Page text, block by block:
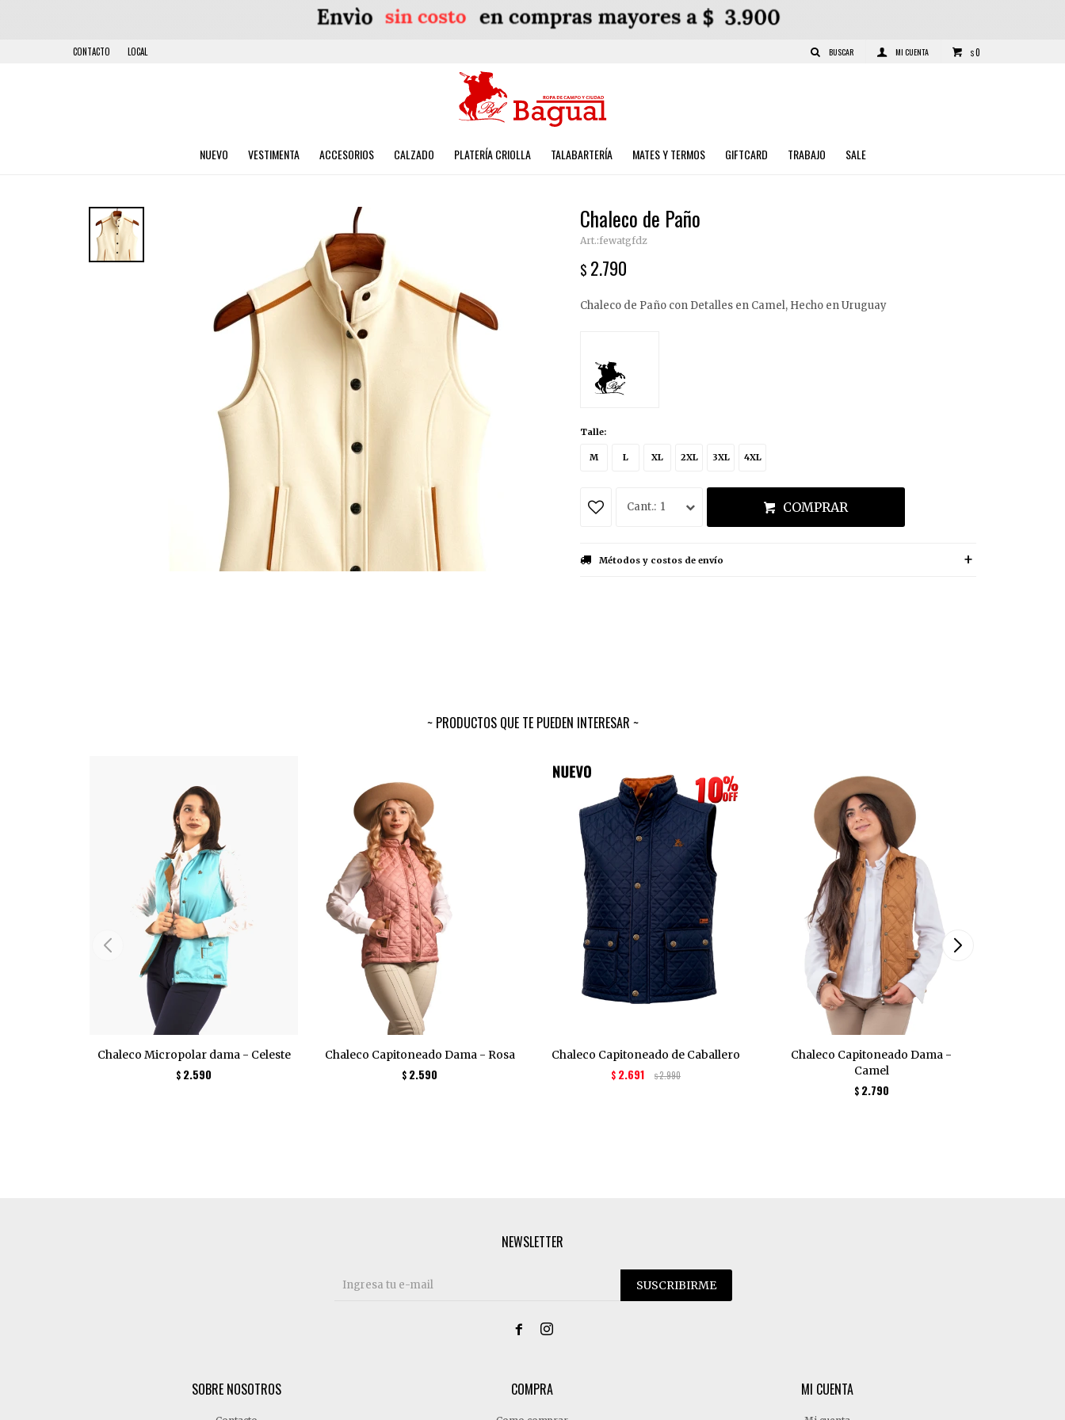
NUEVO VESTIMENTA ACCESORIOS CALZADO PLATERÍA CRIOLLA TALABARTERÍA MATES Y TERMOS GIFTCARD TRABAJO SALE
$0
CONTACTO LOCAL
Chaleco de Paño
fewatgfdz
$ 2.790
Chaleco de Paño con Detalles en Camel, Hecho en Uruguay
Talle:
M L XL 2XL 3XL 4XL
1 COMPRAR
Métodos y costos de envío
PRODUCTOS QUE TE PUEDEN INTERESAR
Chaleco Micropolar dama - Celeste
$ 2.590
Chaleco Capitoneado Dama - Rosa
$ 2.590
Chaleco Capitoneado de Caballero
$ 2.691 $2.990
Chaleco Capitoneado Dama -
Camel
$ 2.790
SOBRE NOSOTROS COMPRA MI CUENTA
NEWSLETTER
SUSCRIBIRME
 